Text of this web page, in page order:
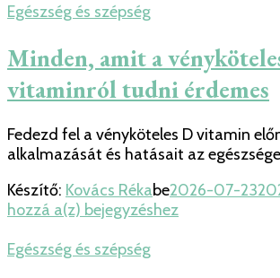
tudni
vitaminokról
Egészség és szépség
Minden, amit a
vitaminról tudni érdemes
Fedezd fel a vényköteles D vitamin
alkalmazását és hatásait az
Készítő: Kovács Rékabe2026-07-23
hozzá a(z) Minden,
a
bejegyzéshez
Egészség és szépség